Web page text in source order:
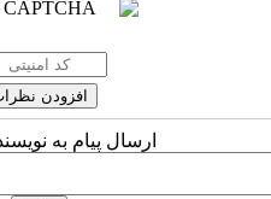
ارسال پیام به